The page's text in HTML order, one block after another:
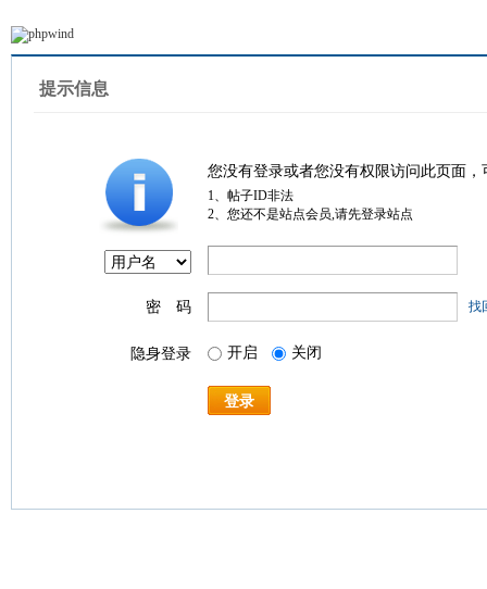
提示信息
您没有登录或者您没有权限访问此页面
1、帖子ID非法
2、您还不是站点会员,请先登录站点
密 码 找
隐身登录 开启 关闭
登录